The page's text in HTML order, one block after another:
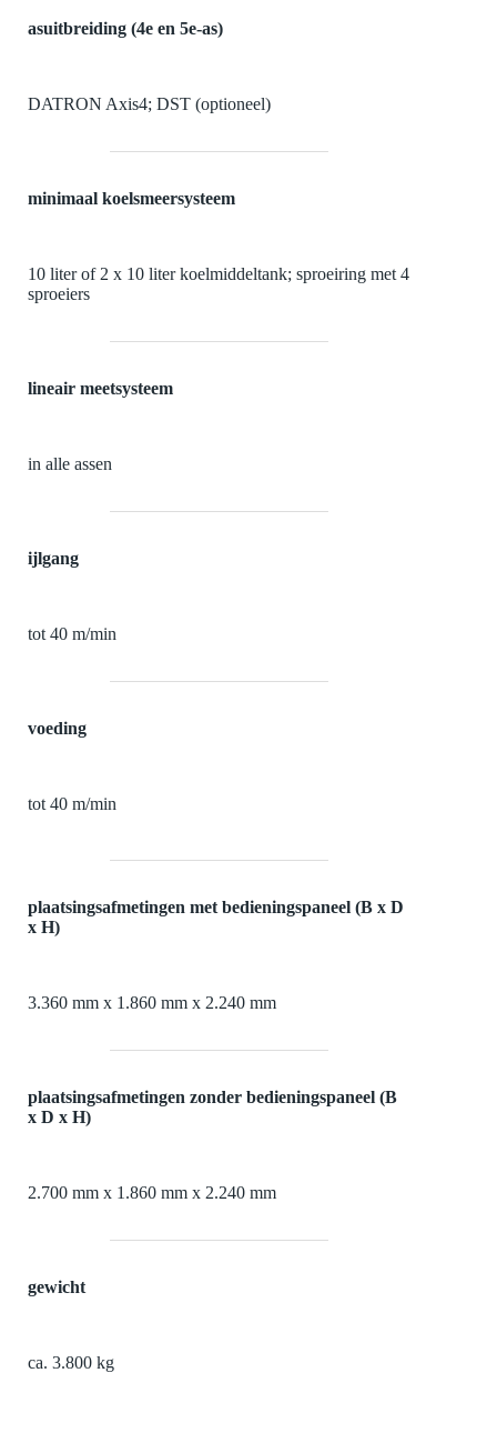
asuitbreiding (4e en 5e-as)
DATRON Axis4; DST (optioneel)
minimaal koelsmeersysteem
10 liter of 2 x 10 liter koelmiddeltank; sproeiring met 4
sproeiers
lineair meetsysteem
in alle assen
ijlgang
tot 40 m/min
voeding
tot 40 m/min
plaatsingsafmetingen met bedieningspaneel (B x D
x H)
3.360 mm x 1.860 mm x 2.240 mm
plaatsingsafmetingen zonder bedieningspaneel (B
x D x H)
2.700 mm x 1.860 mm x 2.240 mm
gewicht
ca. 3.800 kg